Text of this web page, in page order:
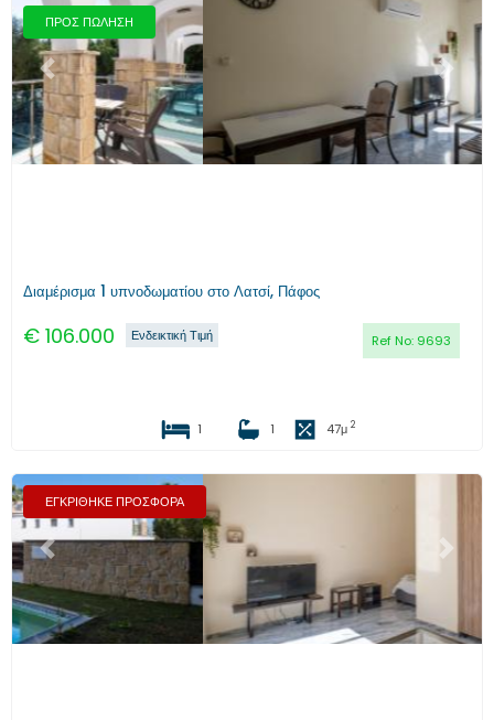
ΠΡΟΣ ΠΩΛΗΣΗ
Προηγούμενο Επόμενο
Διαμέρισμα 1 υπνοδωματίου στο Λατσί, Πάφος
€ 106.000 Ref No: 9693
Ενδεικτική Τιμή
1 1 47μ 2
ΕΓΚΡΙΘΗΚΕ ΠΡΟΣΦΟΡΑ
Προηγούμενο Επόμενο